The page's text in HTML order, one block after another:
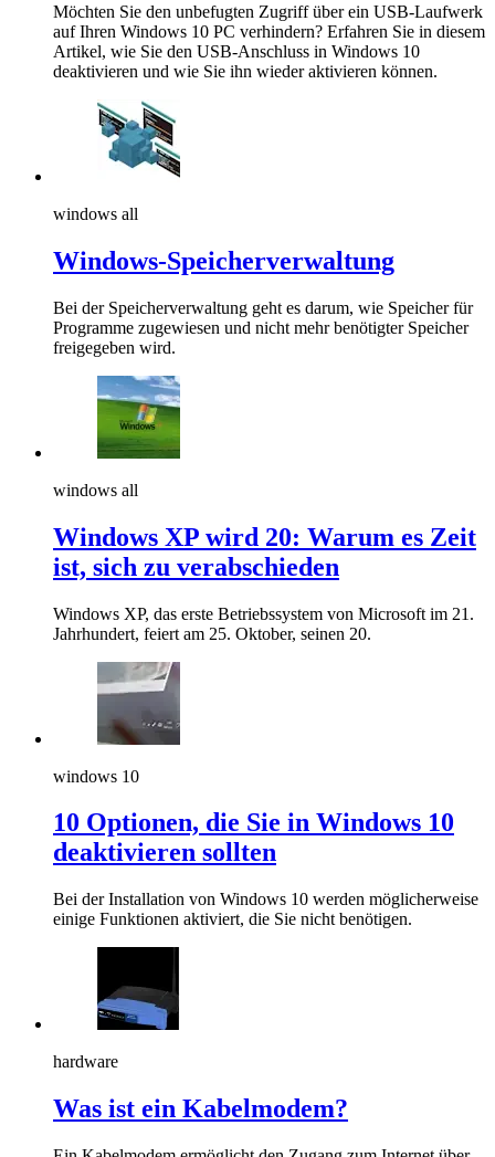
Möchten Sie den unbefugten Zugriff über ein USB-Laufwerk
auf Ihren Windows 10 PC verhindern? Erfahren Sie in diesem
Artikel, wie Sie den USB-Anschluss in Windows 10
deaktivieren und wie Sie ihn wieder aktivieren können.
windows all
Windows-Speicherverwaltung
Bei der Speicherverwaltung geht es darum, wie Speicher für
Programme zugewiesen und nicht mehr benötigter Speicher
freigegeben wird.
windows all
Windows XP wird 20: Warum es Zeit
ist, sich zu verabschieden
Windows XP, das erste Betriebssystem von Microsoft im 21.
Jahrhundert, feiert am 25. Oktober, seinen 20.
windows 10
10 Optionen, die Sie in Windows 10
deaktivieren sollten
Bei der Installation von Windows 10 werden möglicherweise
einige Funktionen aktiviert, die Sie nicht benötigen.
hardware
Was ist ein Kabelmodem?